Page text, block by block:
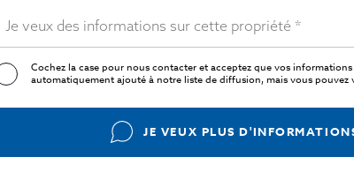
Cochez la case pour nous contacter et acceptez que vos
automatiquement ajouté à notre liste de diffusion, mais vous
JE VEUX PLUS